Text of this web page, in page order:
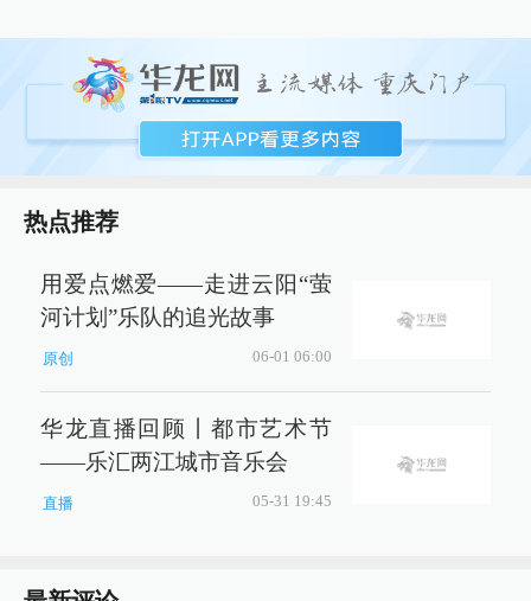
热点推荐
用爱点燃爱——走进云阳“萤
河计划”乐队的追光故事
原创 06-01 06:00
华龙直播回顾丨都市艺术节
——乐汇两江城市音乐会
直播 05-31 19:45